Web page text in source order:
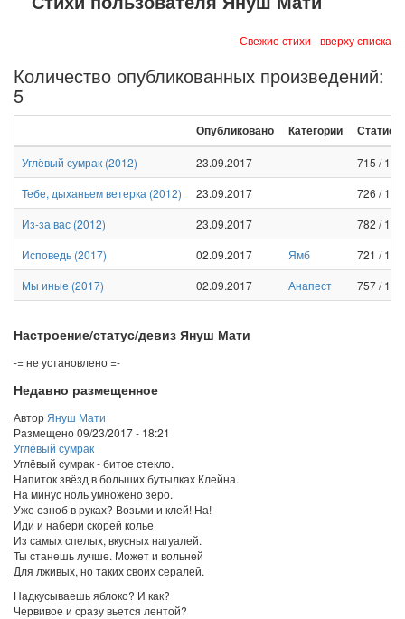
Свежие стихи - вверху списка
Количество опубликованных произведений:
5
Опубликовано Категории
Углёвый сумрак (2012) 23.09.2017 715 /1
Тебе, дыханьем ветерка (2012) 23.09.2017 726 /1
Из-за вас (2012) 23.09.2017 782 /1
Исповедь (2017) 02.09.2017 Ямб 721 /1
Мы иные (2017) 02.09.2017 Анапест 757/1
Настроение/статус/девиз Януш Мати
-= не установлено =-
Недавно размещенное
Автор Януш Мати
Размещено09/23/2017 - 18:21
Углёвый сумрак
Углёвый сумрак - битое стекло.
Напиток звёзд в больших бутылках Клейна.
На минус ноль умножено зеро.
Уже озноб в руках? Возьми и клей! На!
Иди и набери скорей колье
Из самых спелых, вкусных нагуалей.
Ты станешь лучше. Может и вольней
Для лживых, но таких своих сералей.
Надкусываешь яблоко? И как?
Червивое и сразу вьется лентой?